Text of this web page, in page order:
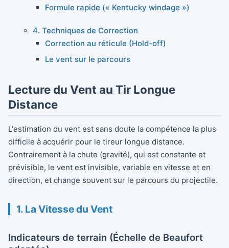
Formule rapide (« Kentucky windage »)
4. Techniques de Correction
Correction au réticule (Hold-off)
Le vent sur le parcours
Lecture du Vent au Tir Longue
Distance
L'estimation du vent est sans doute la compétence la plus
difficile à acquérir pour le tireur longue distance.
Contrairement à la chute (gravité), qui est constante et
prévisible, le vent est invisible, variable en vitesse et en
direction, et change souvent sur le parcours du projectile.
1. La Vitesse du Vent
Indicateurs de terrain (Échelle de Beaufort